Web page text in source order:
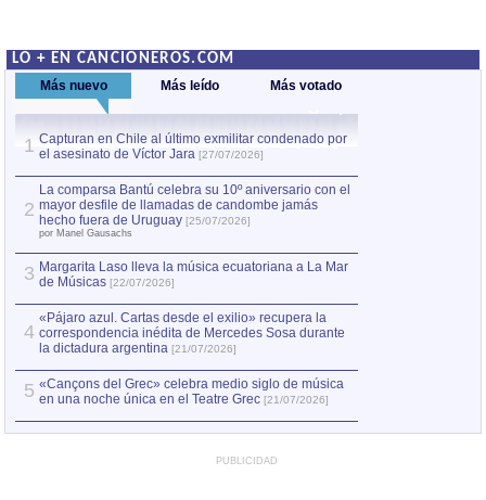
LO + EN CANCIONEROS.COM
Más nuevo Más leído Más votado
1 Capturan en Chile al último exmilitar condenado por
el asesinato de Víctor Jara [27/07/2026]
2
La comparsa Bantú celebra su 10º aniversario con el
mayor desfile de llamadas de candombe jamás
hecho fuera de Uruguay [25/07/2026]
por Manel Gausachs
3 Margarita Laso lleva la música ecuatoriana a La Mar
de Músicas [22/07/2026]
4
«Pájaro azul. Cartas desde el exilio» recupera la
correspondencia inédita de Mercedes Sosa durante
la dictadura argentina [21/07/2026]
5 «Cançons del Grec» celebra medio siglo de música
en una noche única en el Teatre Grec [21/07/2026]
PUBLICIDAD